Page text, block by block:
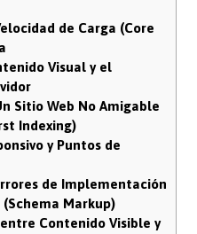
de Carga (Core
Visual y el
Sitio Web No Amigable
Indexing)
y Puntos de
de Implementación
Markup)
Contenido Visible y